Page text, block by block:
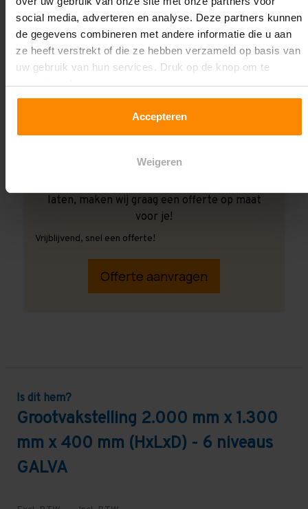
social media, adverteren en analyse. Deze partners kunnen
de gegevens combineren met andere informatie die u aan
ze heeft verstrekt of die ze hebben verzameld op basis van
uw gebruik van hun services. Druk op de knop om te
accepteren!
Accepteren
Weigeren
laten, maken wij graag een offerte op maat
voor je!
Vrijblijvend, snel een offerte!
Offerte aanvragen
Is dit hem?
Grootvakstelling 2.000 mm x 1.300
mm x 400 mm (HxLxD) - 6 niveaus
GALVA